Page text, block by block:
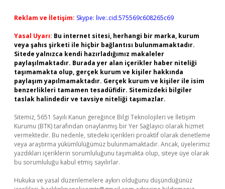
Reklam ve İletişim: Skype: live:.cid.575569c608265c69
Yasal Uyarı: Bu internet sitesi, herhangi bir marka, kurum
veya şahıs şirketi ile hiçbir bağlantısı bulunmamaktadır.
Sitede yalnızca kendi hazırladığımız makaleler
paylaşılmaktadır. Burada yer alan içerikler haber niteliği
taşımamakta olup, gerçek kurum ve kişiler hakkında
paylaşım yapılmamaktadır. Gerçek kurum ve kişiler ile isim
benzerlikleri tamamen tesadüfidir. Sitemizdeki bilgiler
taslak halindedir ve tavsiye niteliği taşımazlar.
Sitemiz, 5651 Sayılı Kanun gereğince Bilgi Teknolojileri ve İletişim
Kurumu (BTK) tarafından onaylanmış bir Yer Sağlayıcı olarak hizmet
vermektedir. Bu nedenle, sitedeki içerikleri proaktif olarak denetleme
veya araştırma yükümlülüğümüz bulunmamaktadır. Ancak, üyelerimiz
yazdıkları içeriklerin sorumluluğunu taşımakta olup, siteye üye olarak
bu sorumluluğu kabul etmiş sayılırlar.
Hukuka ve yasal düzenlemelere aykırı olduğunu düşündüğünüz